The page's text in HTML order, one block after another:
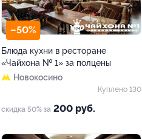
–50%
Блюда кухни в ресторане
«Чайхона № 1» за полцены
Новокосино
скидка 50% за 200 руб.
Куплено 130